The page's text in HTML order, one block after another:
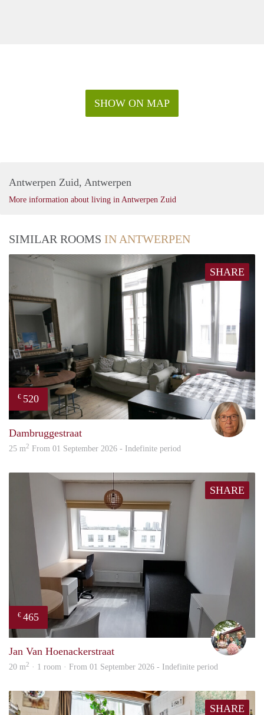
SHOW ON MAP
Antwerpen Zuid, Antwerpen
More information about living in Antwerpen Zuid
SIMILAR ROOMS IN ANTWERPEN
SHARE
€ 520
Dambruggestraat
25 m2 From 01 September 2026 - Indefinite period
SHARE
€ 465
Jan Van Hoenackerstraat
20 m2 · 1 room · From 01 September 2026 - Indefinite period
SHARE